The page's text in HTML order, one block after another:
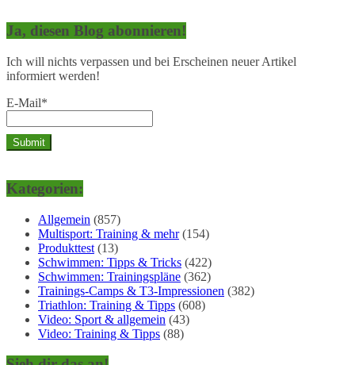
Ja, diesen Blog abonnieren!
Ich will nichts verpassen und bei Erscheinen neuer Artikel
informiert werden!
E-Mail*
Kategorien:
Allgemein (857)
Multisport: Training & mehr(154)
Produkttest (13)
Schwimmen: Tipps & Tricks (422)
Schwimmen: Trainingspläne (362)
Trainings-Camps & T3-Impressionen (382)
Triathlon: Training & Tipps (608)
Video: Sport & allgemein (43)
Video: Training & Tipps (88)